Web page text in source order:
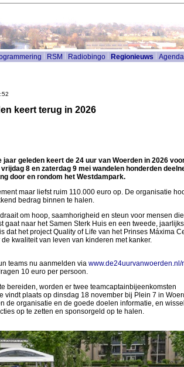
RSM Radiobingo Regionieuws Agenda
keert terug in 2026
geleden keert de 24 uur van Woerden in 2026
8 en zaterdag 9 mei wandelen honderden
door en rondom het Westdampark.
maar liefst ruim 110.000 euro op. De organisatie
bedrag binnen te halen.
om hoop, saamhorigheid en steun voor mensen
gaat naar het Samen Sterk Huis en een tweede, jaarlijks
dat het project Quality of Life van het Prinses Máxima
kwaliteit van leven van kinderen met kanker.
teams nu aanmelden via www.de24uurvanwoerden.nl/
10 euro per persoon.
bereiden, worden er twee teamcaptainbijeenkomsten
vindt plaats op dinsdag 18 november bij Plein 7 in
de organisatie en de goede doelen informatie, en
op te zetten en sponsorgeld op te halen.